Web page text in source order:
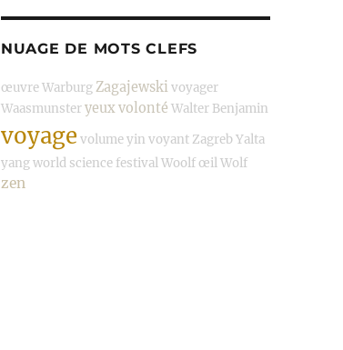
NUAGE DE MOTS CLEFS
œuvreWarburgZagajewskivoyager
Waasmunsteryeuxvolonté Walter Benjamin
voyage volumeyin voyant ZagrebYalta
yangworld science festivalWoolf œilWolf
zen